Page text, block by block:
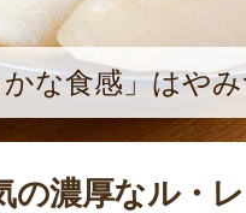
な食感」はや
の濃厚なル・